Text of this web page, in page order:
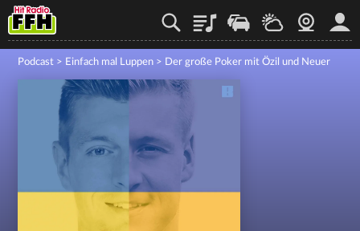
PlaylistStaupilotWetterWebcam
Podcast > Einfach mal Luppen > Der große Poker mit Özil und Neuer